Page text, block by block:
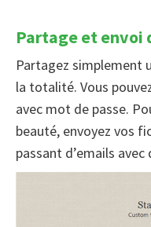
Partage et envoi
Partagez simplement
la totalité. Vous
avec mot de passe.
beauté, envoyez vos
passant d’emails